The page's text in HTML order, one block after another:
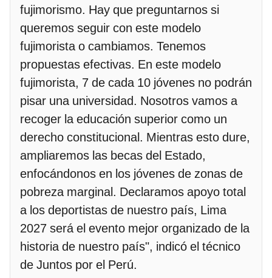
fujimorismo. Hay que preguntarnos si
queremos seguir con este modelo
fujimorista o cambiamos. Tenemos
propuestas efectivas. En este modelo
fujimorista, 7 de cada 10 jóvenes no podrán
pisar una universidad. Nosotros vamos a
recoger la educación superior como un
derecho constitucional. Mientras esto dure,
ampliaremos las becas del Estado,
enfocándonos en los jóvenes de zonas de
pobreza marginal. Declaramos apoyo total
a los deportistas de nuestro país, Lima
2027 será el evento mejor organizado de la
historia de nuestro país", indicó el técnico
de Juntos por el Perú.